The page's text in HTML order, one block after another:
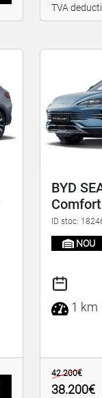
TVA
BYD
ID stoc:
NOU
1 km
42.200€
38.200€